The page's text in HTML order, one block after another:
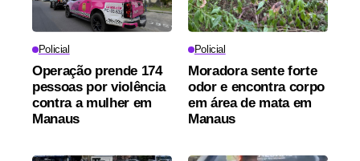
Policial
Operação prende 174
pessoas por violência
contra a mulher em
Manaus
Policial
Moradora sente forte
odor e encontra corpo
em área de mata em
Manaus